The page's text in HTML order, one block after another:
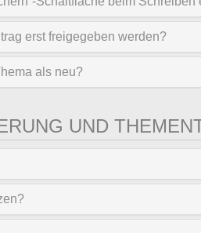
erst freigegeben werden?
als neu?
UND